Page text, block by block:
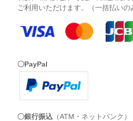
ご利用いただけます。（一括払いの
〇PayPal
〇銀行振込 （ATM・ネットバンク）